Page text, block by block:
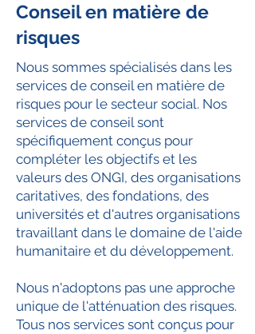
Conseil en matière de
risques
Nous sommes spécialisés dans les
services de conseil en matière de
risques pour le secteur social. Nos
services de conseil sont
spécifiquement conçus pour
compléter les objectifs et les
valeurs des ONGI, des organisations
caritatives, des fondations, des
universités et d'autres organisations
travaillant dans le domaine de l'aide
humanitaire et du développement.
Nous n'adoptons pas une approche
unique de l'atténuation des risques.
Tous nos services sont conçus pour